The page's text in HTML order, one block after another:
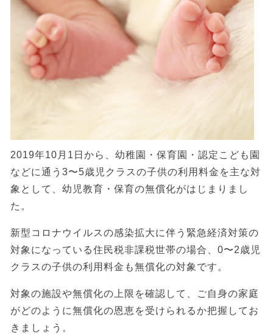
2019年10月1日から、幼稚園・保育園・認定こども園
などに通う3〜5歳児クラスの子供の利用料金を主な対
象として、幼児教育・保育の無償化がはじまりまし
た。
新型コロナウイルスの感染拡大に伴う緊急経済対策の
対象になっている住民税非課税世帯の場合、0〜2歳児
クラスの子供の利用料金も無償化の対象です。
対象の施設や無償化の上限を確認して、ご自身の家庭
がどのように無償化の恩恵を受けられるか把握してお
きましょう。